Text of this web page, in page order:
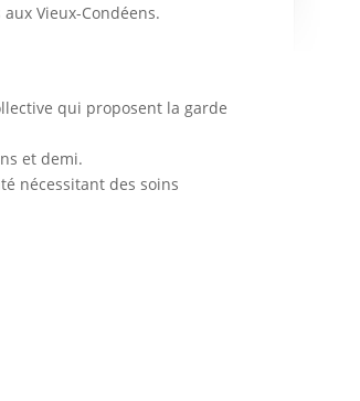
Vieux-Condéens.
qui proposent la garde
et demi.
nécessitant des soins